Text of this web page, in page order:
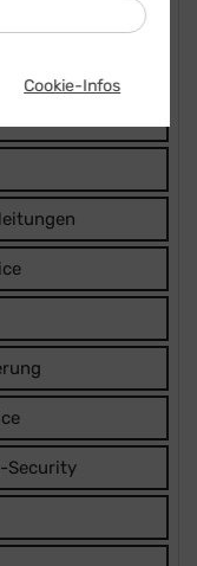
Security
Cookie-Infos